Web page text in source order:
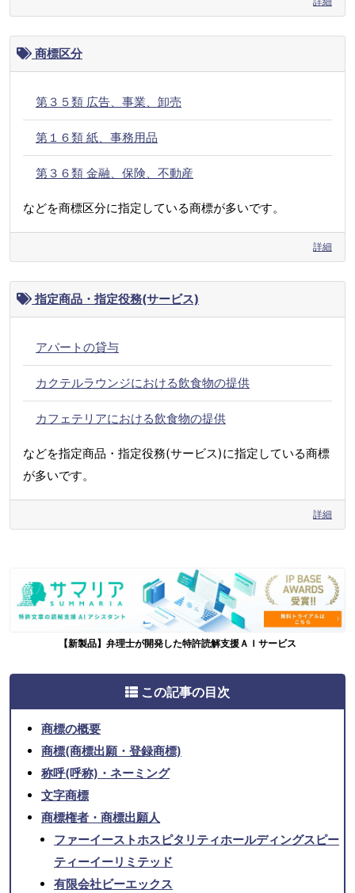
商標区分
第３５類 広告、事業、卸売
第１６類 紙、事務用品
第３６類 金融、保険、不動産
などを商標区分に指定している商標が多いです。
詳細
指定商品・指定役務(サービス)
アパートの貸与
カクテルラウンジにおける飲食物の提供
カフェテリアにおける飲食物の提供
などを指定商品・指定役務(サービス)に指定している商標
が多いです。
詳細
【新製品】弁理士が開発した特許読解支援ＡＩサービス
この記事の目次
商標の概要
商標(商標出願・登録商標)
称呼(呼称)・ネーミング
文字商標
商標権者・商標出願人
ファーイーストホスピタリティホールディングスピー
ティーイーリミテッド
有限会社ビーエックス